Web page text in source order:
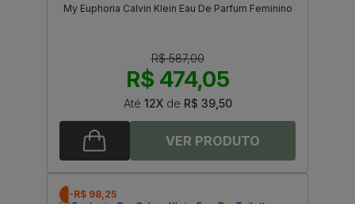
My Euphoria Calvin Klein Eau De Parfum Feminino
R$ 587,00
R$ 474,05
Até 12Xde R$ 39,50
-R$ 98,25